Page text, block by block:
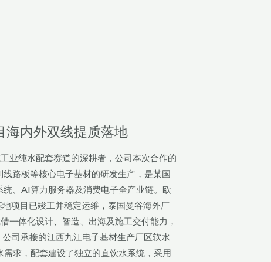
海内外双线提质落地
业纯水配套赛道的深耕者，公司本次合作的
路板等核心电子基材的研发生产，是某国
、AI算力服务器及消费电子全产业链。欧
项目已竣工并稳定运维，泰国曼谷海外厂
一体化设计、智造、出海及施工交付能力，
司承接的江西九江电子基材生产厂区软水
求，配套建设了独立的直饮水系统，采用